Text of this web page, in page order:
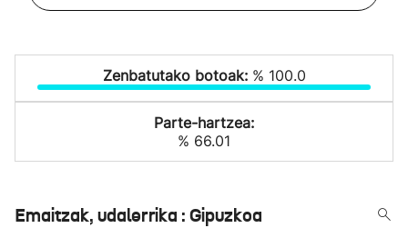
Zenbatutako botoak: % 100.0
Parte-hartzea:
% 66.01
Emaitzak, udalerrika : Gipuzkoa